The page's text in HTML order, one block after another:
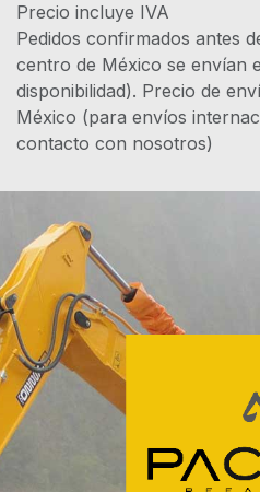
Precio
Pedidos confirmados antes
centro de México se envían
disponibilidad). Precio de
México (para envíos
contacto con nosotros)